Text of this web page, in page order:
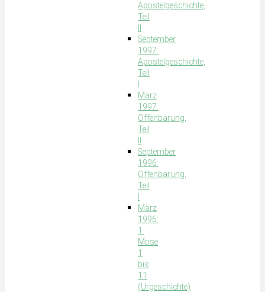
Apostelgeschichte,
Teil
September
1997:
Apostelgeschichte,
Teil
März
1997:
Offenbarung,
Teil
September
1996:
Offenbarung,
Teil
März
1996:
1.
Mose
1
bis
11
(Urgeschichte)